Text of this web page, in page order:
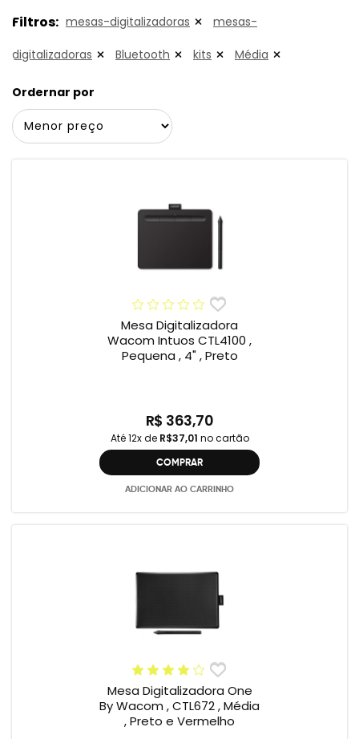
Filtros: mesas-digitalizadoras mesas-
digitalizadoras Bluetooth kits Média
Ordernar por
Mesa Digitalizadora
Wacom Intuos CTL4100 ,
Pequena , 4" , Preto
R$ 363,70
Até 12x de R$37,01 no cartão
COMPRAR
ADICIONAR AO CARRINHO
Mesa Digitalizadora One
By Wacom , CTL672 , Média
, Preto e Vermelho